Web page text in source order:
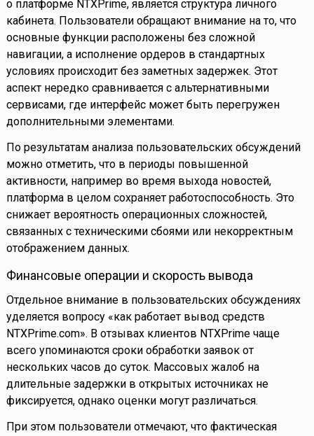
о платформе NTXPrime, является структура личного
кабинета. Пользователи обращают внимание на то, что
основные функции расположены без сложной
навигации, а исполнение ордеров в стандартных
условиях происходит без заметных задержек. Этот
аспект нередко сравнивается с альтернативными
сервисами, где интерфейс может быть перегружен
дополнительными элементами.
По результатам анализа пользовательских обсуждений
можно отметить, что в периоды повышенной
активности, например во время выхода новостей,
платформа в целом сохраняет работоспособность. Это
снижает вероятность операционных сложностей,
связанных с техническими сбоями или некорректным
отображением данных.
Финансовые операции и скорость вывода
Отдельное внимание в пользовательских обсуждениях
уделяется вопросу «как работает вывод средств
NTXPrime.com». В отзывах клиентов NTXPrime чаще
всего упоминаются сроки обработки заявок от
нескольких часов до суток. Массовых жалоб на
длительные задержки в открытых источниках не
фиксируется, однако оценки могут различаться.
При этом пользователи отмечают, что фактическая